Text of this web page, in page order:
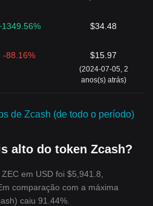
compartilhadas. Seu token na
para interações financeiras
demanda por privacidade
exclusivos do Zcash o
$34.48
-88.16% $15.97
(2024-07-05, 2
anos(s) atrás)
de Zcash (de todo o período)
alto do token Zcash?
em USD foi $5,941.8,
comparação com a máxima
caiu 91.44%.